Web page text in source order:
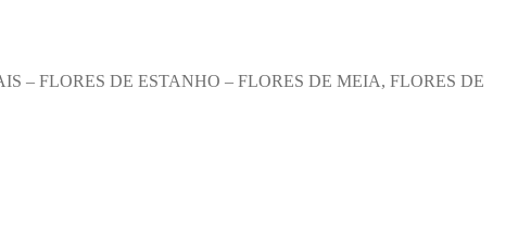
– FLORES DE ESTANHO – FLORES DE MEIA, FLORES DE